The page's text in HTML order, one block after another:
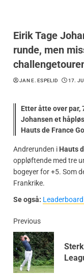
Eirik Tage
runde, men
JAN E. ESPELID 17.
Etter åtte over par,
Johansen et
Hauts de France
Andrerunden i Hauts
oppløftende med tre
bogeyer for +5. Som
Frankrike.
Se også:
Previous